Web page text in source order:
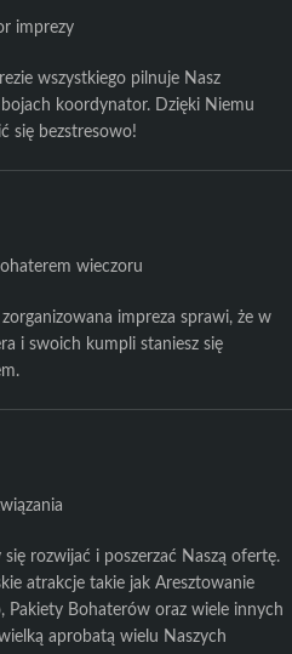
imprezy
wszystkiego pilnuje Nasz
koordynator. Dzięki Niemu
się bezstresowo!
wieczoru
impreza sprawi, że w
i swoich kumpli staniesz się
się rozwijać i poszerzać Naszą ofertę.
atrakcje takie jak Aresztowanie
Pakiety Bohaterów oraz wiele innych
aprobatą wielu Naszych